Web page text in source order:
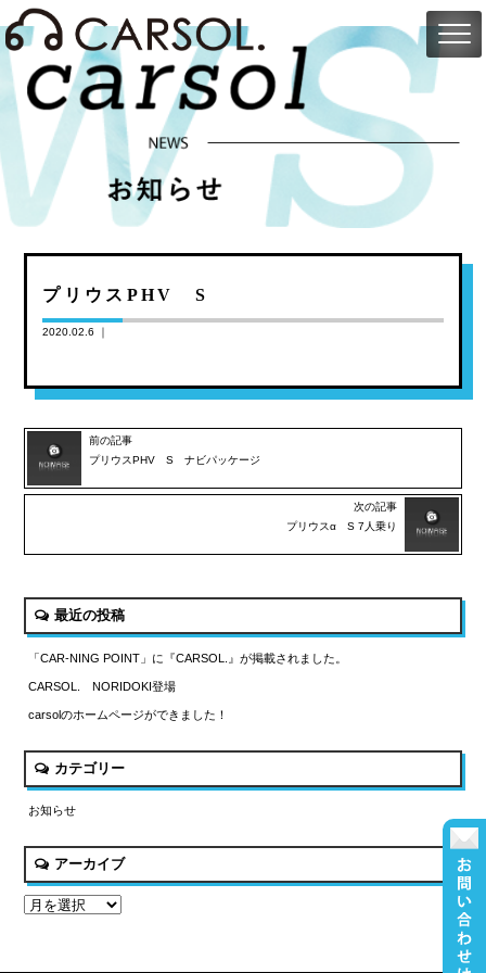
プリウスPHV S
2020.02.6 ｜
前の記事
プリウスPHV S ナビパッケージ
次の記事
プリウスα S 7人乗り
最近の投稿
「CAR-NING POINT」に『CARSOL.』が掲載されました。
CARSOL. NORIDOKI登場
carsolのホームページができました！
カテゴリー
お知らせ
アーカイブ